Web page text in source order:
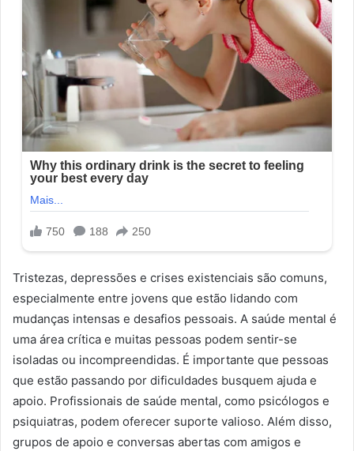
Tristezas, depressões e crises existenciais são comuns,
especialmente entre jovens que estão lidando com
mudanças intensas e desafios pessoais. A saúde mental é
uma área crítica e muitas pessoas podem sentir-se
isoladas ou incompreendidas. É importante que pessoas
que estão passando por dificuldades busquem ajuda e
apoio. Profissionais de saúde mental, como psicólogos e
psiquiatras, podem oferecer suporte valioso. Além disso,
grupos de apoio e conversas abertas com amigos e